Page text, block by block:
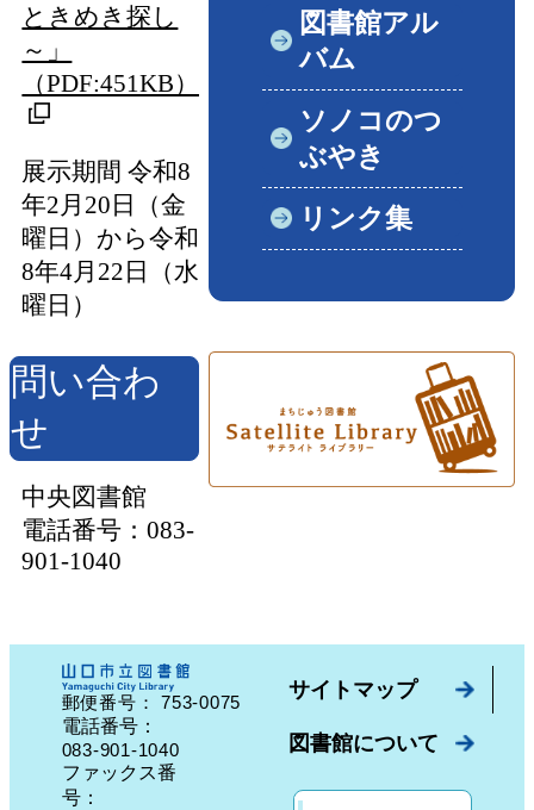
ときめき探し
～」
（PDF:451KB）
展示期間 令和8
年2月20日（金
曜日）から令和
8年4月22日（水
曜日）
問い合わ
せ
中央図書館
電話番号：083-
901-1040
図書館アル
バム
ソノコのつ
ぶやき
リンク集
郵便番号：753-0075 山口県山口市中園町７番７号
電話番号：
083-901-1040
ファックス番
号：
サイトマップ
図書館について